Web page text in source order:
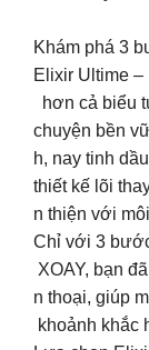
Khám phá 3
Elixir Ultime –
hơn cả biểu
chuyện bền
h, nay tinh
thiết kế lõi
n thiện với
Chỉ với 3
XOAY, bạn
n thoại, giúp
khoảnh khắc